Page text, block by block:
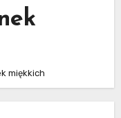
miękkich